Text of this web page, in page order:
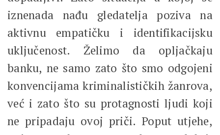
iznenada nađu gledatelja poziva na
aktivnu empatičku i identifikacijsku
uključenost. Želimo da opljačkaju
banku, ne samo zato što smo odgojeni
konvencijama kriminalističkih žanrova,
već i zato što su protagnosti ljudi koji
ne pripadaju ovoj priči. Poput utjehe,